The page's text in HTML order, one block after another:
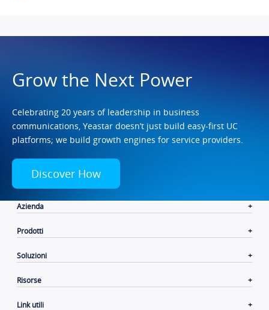
Grow the Next Power
Celebrating 20 years of leadership in business
communications, Yeastar doesn’t just build easy-first UC
platforms; we build growth engines for service providers.
Discover How
Azienda
Prodotti
Soluzioni
Risorse
Link utili